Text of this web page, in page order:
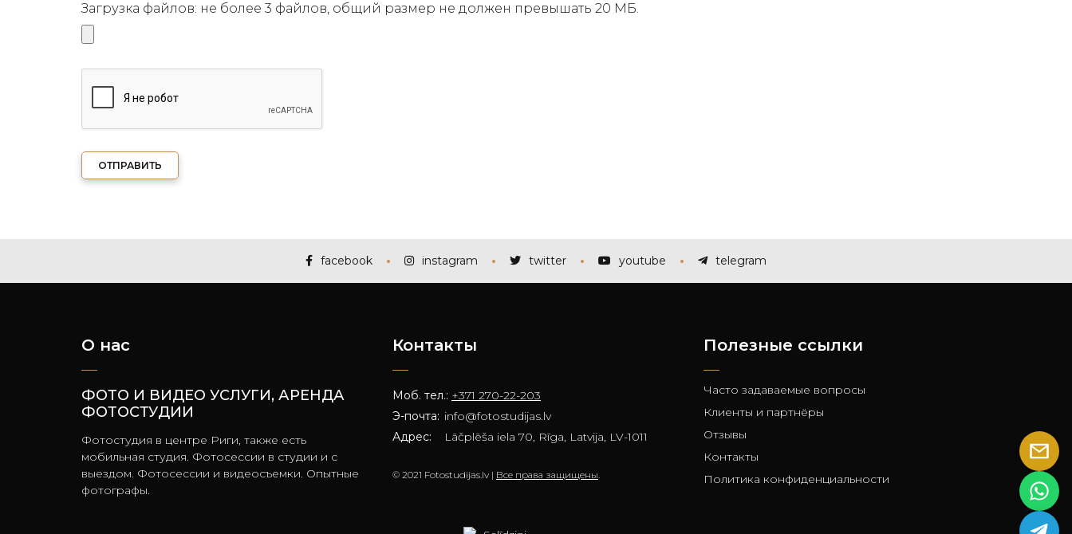
Загрузка файлов: не более 3 файлов, общий размер не должен превышать 20 МБ.
ОТПРАВИТЬ
facebook instagram twitter youtube telegram
О нас
ФОТО И ВИДЕО УСЛУГИ, АРЕНДА
ФОТОСТУДИИ
Фотостудия в центре Риги, также есть
мобильная студия. Фотосессии в студии и с
выездом. Фотосессии и видеосъемки. Опытные
фотографы.
Контакты
Моб. тел.: +371 270-22-203
Э-почта: info@fotostudijas.lv
Адрес:
Lāčplēša iela 70, Rīga, Latvija, LV-1011
© 2021 Fotostudijas.lv | Все права защищены.
Полезные ссылки
Часто задаваемые вопросы
Клиенты и партнёры
Отзывы
Контакты
Политика конфиденциальности